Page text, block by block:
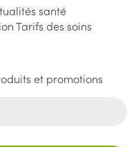
santé
Tarifs des soins
et promotions